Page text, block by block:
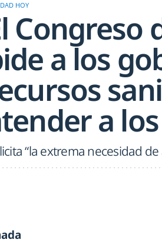
HOY
Congreso
a los
a
“la extrema necesidad